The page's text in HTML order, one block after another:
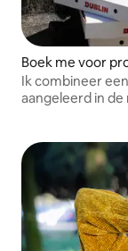
Boek me voor
Ik combineer
aangeleerd in
daadwerkelijk